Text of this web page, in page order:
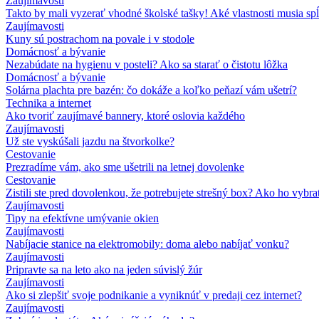
Takto by mali vyzerať vhodné školské tašky! Aké vlastnosti musia
Zaujímavosti
Kuny sú postrachom na povale i v stodole
Domácnosť a bývanie
Nezabúdate na hygienu v posteli? Ako sa starať o čistotu lôžka
Domácnosť a bývanie
Solárna plachta pre bazén: čo dokáže a koľko peňazí vám ušetrí?
Technika a internet
Ako tvoriť zaujímavé bannery, ktoré oslovia každého
Zaujímavosti
Už ste vyskúšali jazdu na štvorkolke?
Cestovanie
Prezradíme vám, ako sme ušetrili na letnej dovolenke
Cestovanie
Zistili ste pred dovolenkou, že potrebujete strešný box? Ako ho
Zaujímavosti
Tipy na efektívne umývanie okien
Zaujímavosti
Nabíjacie stanice na elektromobily: doma alebo nabíjať vonku?
Zaujímavosti
Pripravte sa na leto ako na jeden súvislý žúr
Zaujímavosti
Ako si zlepšiť svoje podnikanie a vyniknúť v predaji cez internet?
Zaujímavosti